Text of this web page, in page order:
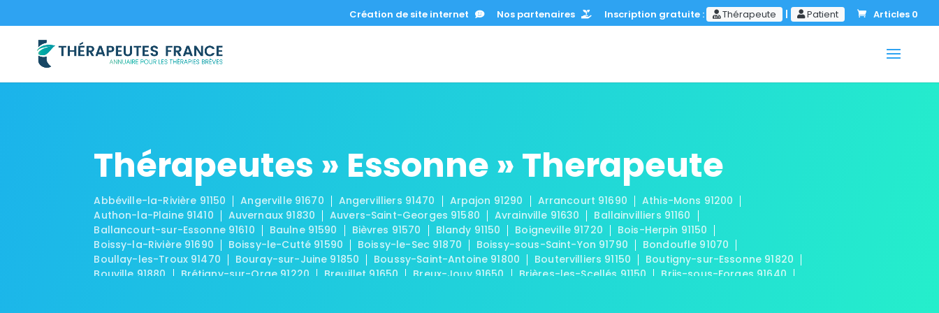
Création de site internet Nos partenaires Inscription gratuite : Thérapeute | Patient Articles 0
Thérapeutes » Essonne » Therapeute
Abbéville-la-Rivière 91150 Angerville 91670 Angervilliers 91470 Arpajon 91290 Arrancourt 91690
Athis-Mons 91200
Authon-la-Plaine 91410
Auvernaux 91830 Auvers-Saint-Georges 91580 Avrainville 91630
Ballainvilliers 91160
Ballancourt-sur-Essonne 91610
Baulne 91590 Bièvres 91570 Blandy 91150 Boigneville 91720
Bois-Herpin 91150
Boissy-la-Rivière 91690
Boissy-le-Cutté 91590 Boissy-le-Sec 91870 Boissy-sous-Saint-Yon 91790
Bondoufle 91070
Boullay-les-Troux 91470
Bouray-sur-Juine 91850 Boussy-Saint-Antoine 91800 Boutervilliers 91150
Boutigny-sur-Essonne 91820
Bouville 91880
Brétigny-sur-Orge 91220 Breuillet 91650 Breux-Jouy 91650 Brières-les-Scellés 91150
Briis-sous-Forges 91640